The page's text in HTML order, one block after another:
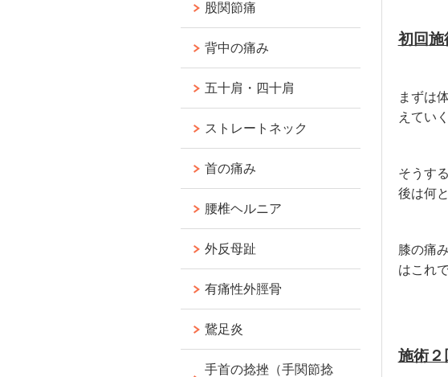
初回施
まずは
えてい
そうす
後は何
膝の痛
はこれ
施術２
股関節痛
背中の痛み
五十肩・四十肩
ストレートネック
首の痛み
腰椎ヘルニア
外反母趾
有痛性外脛骨
鵞足炎
手首の捻挫（手関節捻